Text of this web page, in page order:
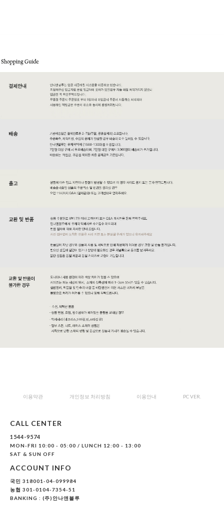
이용약관 개인정보 처리방침 이용안내 PC VER.
CALL CENTER
1544-9574
MON-FRI 10:00 - 05:00 / LUNCH 12:00 - 13:00
SAT & SUN OFF
ACCOUNT INFO
국민 318001-04-099984
농협 301-0104-7354-51
BANKING : (주)안나앤블루